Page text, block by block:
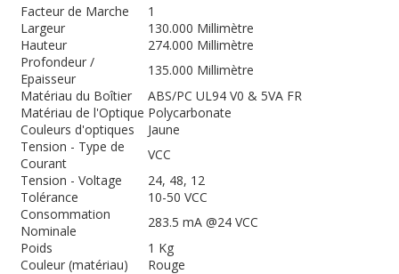
Facteur de Marche
1
Largeur
130.000 Millimètre
Hauteur
274.000 Millimètre
Profondeur /
Epaisseur
135.000 Millimètre
Matériau du Boîtier
ABS/PC UL94 V0 & 5VA FR
Matériau de l'Optique Polycarbonate
Couleurs d'optiques
Jaune
Tension - Type de
Courant
VCC
Tension - Voltage
24, 48, 12
Tolérance
10-50 VCC
Consommation
Nominale
283.5 mA @24 VCC
Poids
1 Kg
Couleur (matériau)
Rouge